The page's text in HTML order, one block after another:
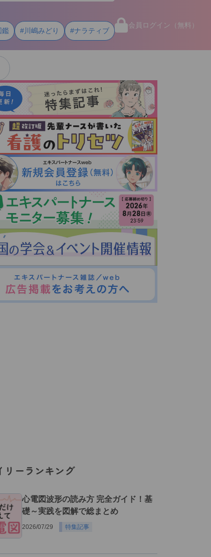
鑑 #川嶋みどり #ナラティブ
会員ログイン（無料）
リーランキング
心電図波形の読み方 完全ガイド！基
礎～実践を図解で総まとめ
2026/07/29 特集記事